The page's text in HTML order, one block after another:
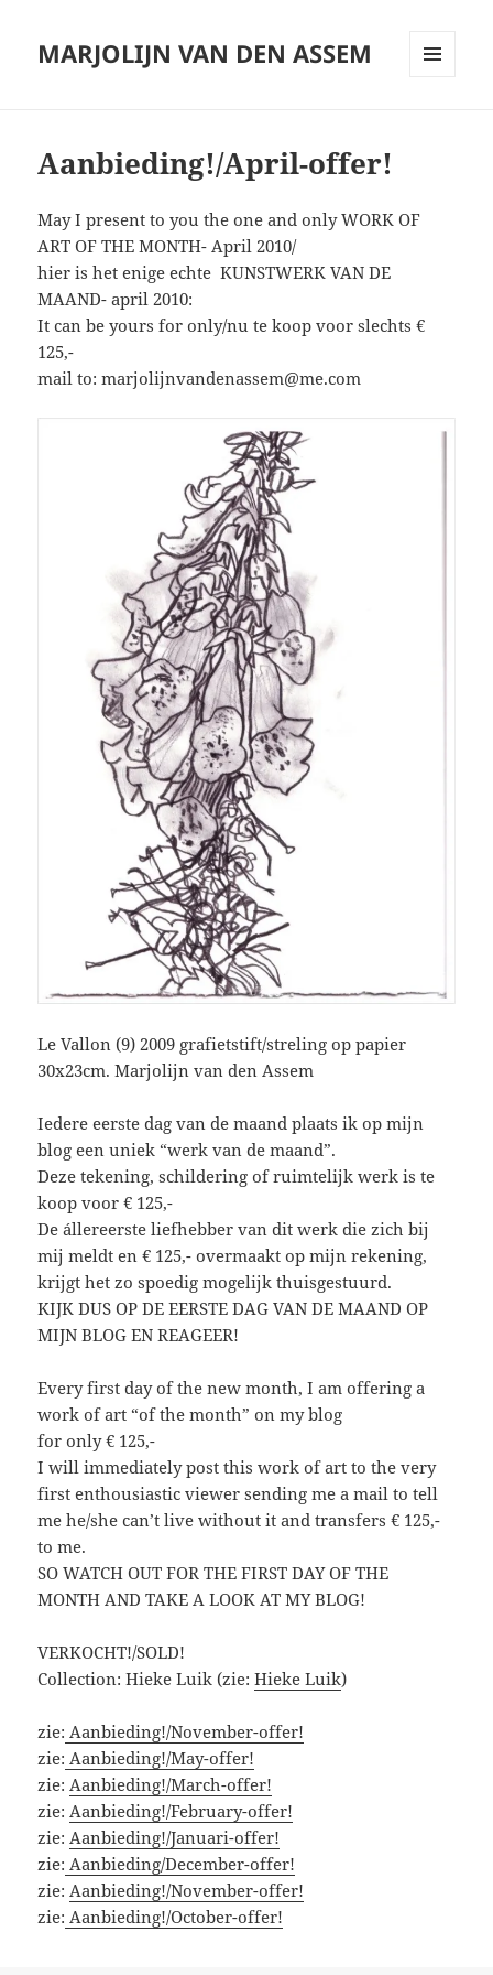
MARJOLIJN VAN DEN ASSEM
Aanbieding!/April-offer!
May I present to you the one and only WORK OF
ART OF THE MONTH- April 2010/
hier is het enige echte KUNSTWERK VAN DE
MAAND- april 2010:
It can be yours for only/nu te koop voor slechts €
125,-
mail to: marjolijnvandenassem@me.com
Le Vallon (9) 2009 grafietstift/streling op papier
30x23cm. Marjolijn van den Assem
Iedere eerste dag van de maand plaats ik op mijn
blog een uniek “werk van de maand”.
Deze tekening, schildering of ruimtelijk werk is te
koop voor € 125,-
De állereerste liefhebber van dit werk die zich bij
mij meldt en € 125,- overmaakt op mijn rekening,
krijgt het zo spoedig mogelijk thuisgestuurd.
KIJK DUS OP DE EERSTE DAG VAN DE MAAND OP
MIJN BLOG EN REAGEER!
Every first day of the new month, I am offering a
work of art “of the month” on my blog
for only € 125,-
I will immediately post this work of art to the very
first enthousiastic viewer sending me a mail to tell
me he/she can’t live without it and transfers € 125,-
to me.
SO WATCH OUT FOR THE FIRST DAY OF THE
MONTH AND TAKE A LOOK AT MY BLOG!
VERKOCHT!/SOLD!
Collection: Hieke Luik (zie:Hieke Luik)
zie: Aanbieding!/November-offer!
zie: Aanbieding!/May-offer!
zie: Aanbieding!/March-offer!
zie: Aanbieding!/February-offer!
zie: Aanbieding!/Januari-offer!
zie: Aanbieding/December-offer!
zie: Aanbieding!/November-offer!
zie: Aanbieding!/October-offer!